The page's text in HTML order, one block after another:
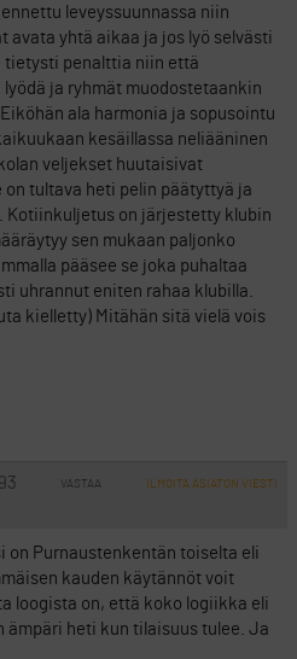
leveyssuunnassa niin
avata yhtä aikaa ja jos lyö selvästi
tietysti penalttia niin että
ja ryhmät muodostetaankin
ala harmonia ja sopusointu
kesäillassa neliääninen
veljekset huutaisivat
tultava heti pelin päätyttyä ja
Kotiinkuljetus on järjestetty klubin
sen mukaan paljonko
pääsee se joka puhaltaa
uhrannut eniten rahaa klubilla.
kielletty) Mitähän sitä vielä vois
VASTAA ILMOITA ASIATON VIESTI
on Purnaustenkentän toiselta eli
kauden käytännöt voit
loogista on, että koko logiikka eli
ämpäri heti kun tilaisuus tulee. Ja